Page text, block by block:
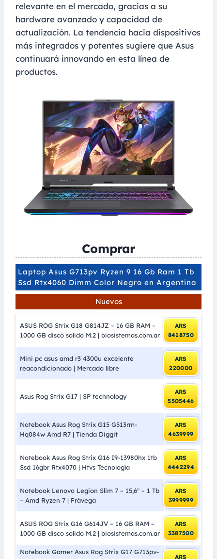
relevante en el mercado, gracias a su
hardware avanzado y capacidad de
actualización. La tendencia hacia dispositivos
más integrados y potentes sugiere que Asus
continuará innovando en esta línea de
productos.
Comprar
Laptop Asus G713pv Ryzen 9 16 Gb Ram 1 Tb
Ssd Rtx4060 Dimm Color Negro en Argentina
Nuevos
ASUS ROG Strix G18 G814JZ – 16 GB RAM –
1000 GB disco solido M.2 | biosistemas.com.ar
ARS
8418750
Mini pc asus amd r3 4300u excelente
reacondicionado | Mercado libre
ARS
220000
Asus Rog Strix G17 | SP technology
ARS
5505446
Notebook Asus Rog Strix G15 G513rm-
Hq084w Amd R7 | Tienda Diggit
ARS
4639999
Notebook Asus Rog Strix G16 I9-13980hx 1tb
Ssd 16gbr Rtx4070 | Htvs Tecnología
ARS
4442294
Notebook Lenovo Legion Slim 7 – 15,6″ – 1 Tb
– Amd Ryzen 7 | Frávega
ARS
3999999
ASUS ROG Strix G16 G614JV – 16 GB RAM –
1000 GB disco solido M.2 | biosistemas.com.ar
ARS
3387500
Notebook Gamer Asus Rog Strix G17 G713pv-
ARS